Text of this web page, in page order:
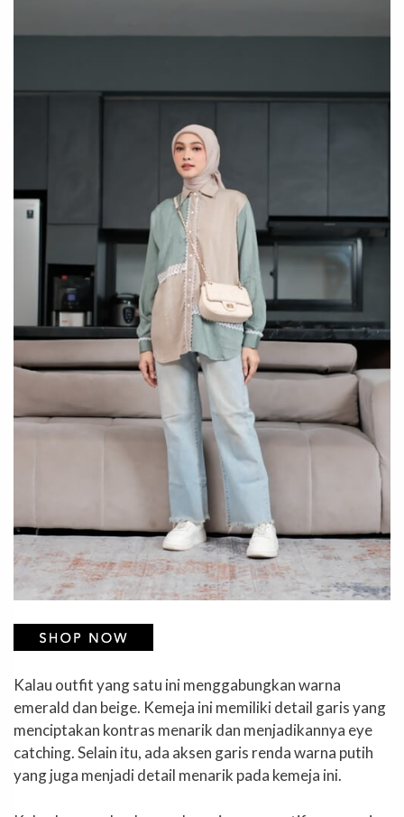
Kalau outfit yang satu ini menggabungkan warna
emerald dan beige. Kemeja ini memiliki detail garis yang
menciptakan kontras menarik dan menjadikannya eye
catching. Selain itu, ada aksen garis renda warna putih
yang juga menjadi detail menarik pada kemeja ini.